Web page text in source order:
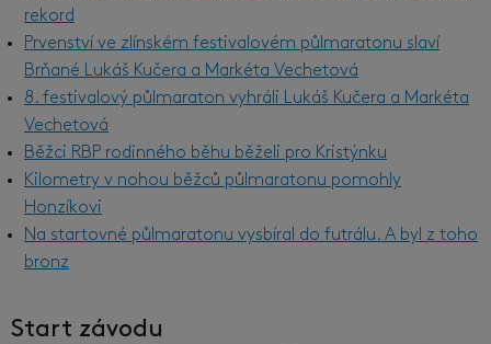
rekord
Prvenství ve zlínském festivalovém půlmaratonu slaví
Brňané Lukáš Kučera a Markéta Vechetová
8. festivalový půlmaraton vyhráli Lukáš Kučera a Markéta
Vechetová
Běžci RBP rodinného běhu běželi pro Kristýnku
Kilometry v nohou běžců půlmaratonu pomohly
Honzíkovi
Na startovné půlmaratonu vysbíral do futrálu. A byl z toho
bronz
Start závodu